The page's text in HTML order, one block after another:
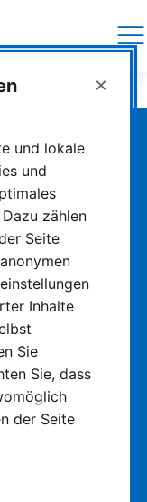
NRW. 24
×
und lokale
und
zählen
Seite
Inhalte
Sie
Sie, dass
der Seite